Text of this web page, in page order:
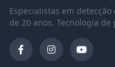
Especialistas em
de 20 anos. Tecnologia